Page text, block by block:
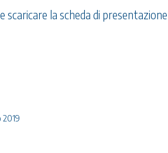
la scheda di